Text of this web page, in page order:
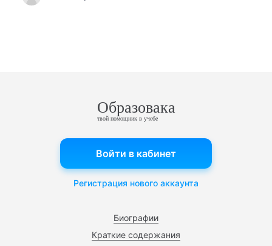
Образовака
твой помощник в учебе
Биографии
Краткие содержания
Войти в кабинет
Регистрация нового аккаунта